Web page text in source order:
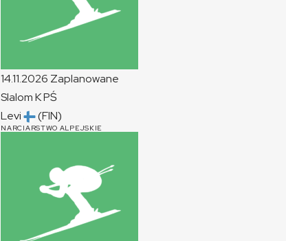
14.11.2026 Zaplanowane
SlalomKPŚ
Levi
(FIN)
NARCIARSTWO ALPEJSKIE